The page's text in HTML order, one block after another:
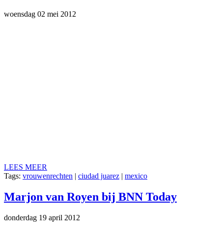
woensdag 02 mei 2012
LEES MEER
Tags: vrouwenrechten | ciudad juarez | mexico
Marjon van Royen bij BNN Today
donderdag 19 april 2012